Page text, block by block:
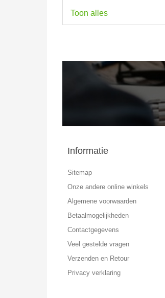
Toon alles
Informatie
Sitemap
Onze andere online winkels
Algemene voorwaarden
Betaalmogelijkheden
Contactgegevens
Veel gestelde vragen
Verzenden en Retour
Privacy verklaring